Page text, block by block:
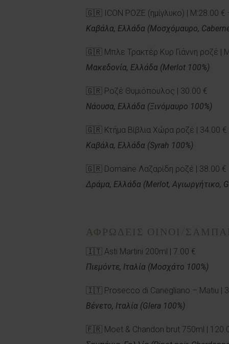
🇬🇷 ICON ΡΟΖΕ (ημίγλυκο) | Μ:28.00 €
Καβάλα, Ελλάδα (Μοσχόμαυρο,
🇬🇷 Μπλε Τρακτέρ Κυρ Γιάννη ροζέ |
Μακεδονία, Ελλάδα (Merlot 100%)
🇬🇷 Ροζέ Θυμιόπουλος | 30.00 €
Νάουσα, Ελλάδα (Ξινόμαυρο 100%)
🇬🇷 Κτήμα Βίβλια Χώρα ροζέ | 34.00 €
Καβάλα, Ελλάδα (Syrah 100%)
🇬🇷 Domaine Λαζαρίδη ροζέ | 38.00 €
Δράμα, Ελλάδα (Merlot, Αγιωργήτικο,
ΑΦΡΩΔΕΙΣ ΟΙΝΟΙ/
🇮🇹 Asti Martini 200ml | 7.00 €
Πιεμόντε, Ιταλία (Μοσχάτο 100%)
🇮🇹 Prosecco di Canegliano – Matiu |
Βένετο, Ιταλία (Glera 100%)
🇫🇷 Moet & Chandon brut 750ml |